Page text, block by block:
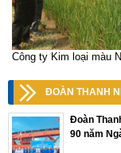
Công ty Kim loại màu
ĐOÀN THANH
Đoàn
90 năm